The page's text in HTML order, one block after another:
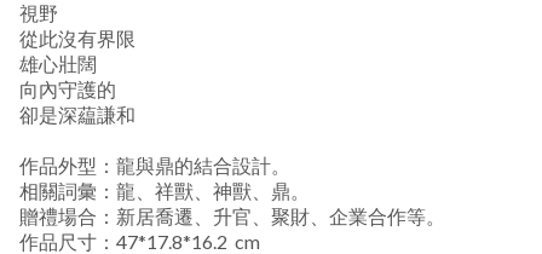
視野
從此沒有界限
雄心壯闊
向內守護的
卻是深藴謙和
作品外型：龍與鼎的結合設計。
相關詞彙：龍、祥獸、神獸、鼎。
贈禮場合：新居喬遷、升官、聚財、企業合作等。
作品尺寸：47*17.8*16.2  cm